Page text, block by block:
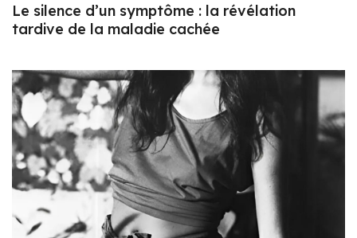
Le silence d’un symptôme : la révélation
tardive de la maladie cachée